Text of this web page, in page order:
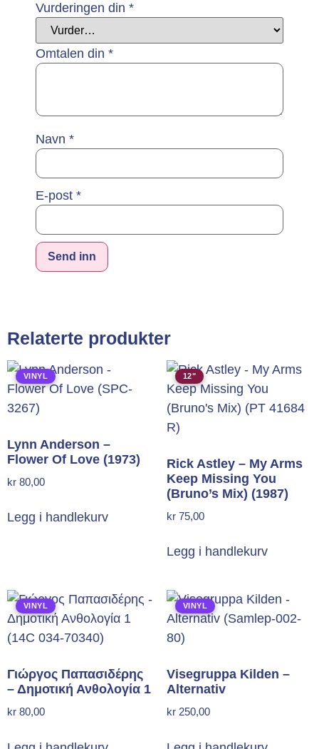
Vurderingen din *
Omtalen din *
Navn *
E-post *
Relaterte produkter
VINYL
Lynn Anderson –
Flower Of Love (1973)
kr 80,00
Legg i handlekurv
12"
Rick Astley – My Arms
Keep Missing You
(Bruno’s Mix) (1987)
kr 75,00
Legg i handlekurv
VINYL
Γιώργος Παπασιδέρης
– Δημοτική Ανθολογία 1
kr 80,00
VINYL
Visegruppa Kilden –
Alternativ
kr 250,00